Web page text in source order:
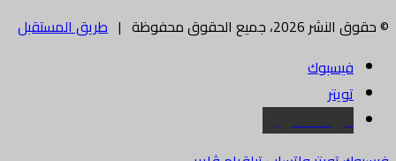
© حقوق النشر 2026، جميع الحقوق محفوظة |
طريق المستقبل
فيسبوك
تويتر
البريد الالكتروني